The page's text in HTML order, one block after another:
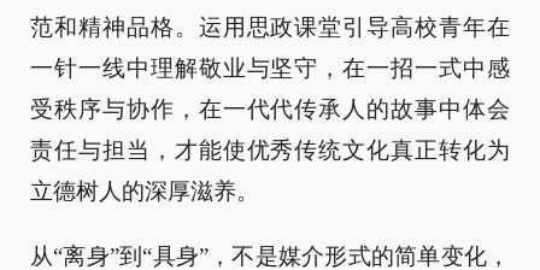
范和精神品格。运用思政课堂引导高校青年在
一针一线中理解敬业与坚守，在一招一式中感
受秩序与协作，在一代代传承人的故事中体会
责任与担当，才能使优秀传统文化真正转化为
立德树人的深厚滋养。
从“离身”到“具身”，不是媒介形式的简单变化，